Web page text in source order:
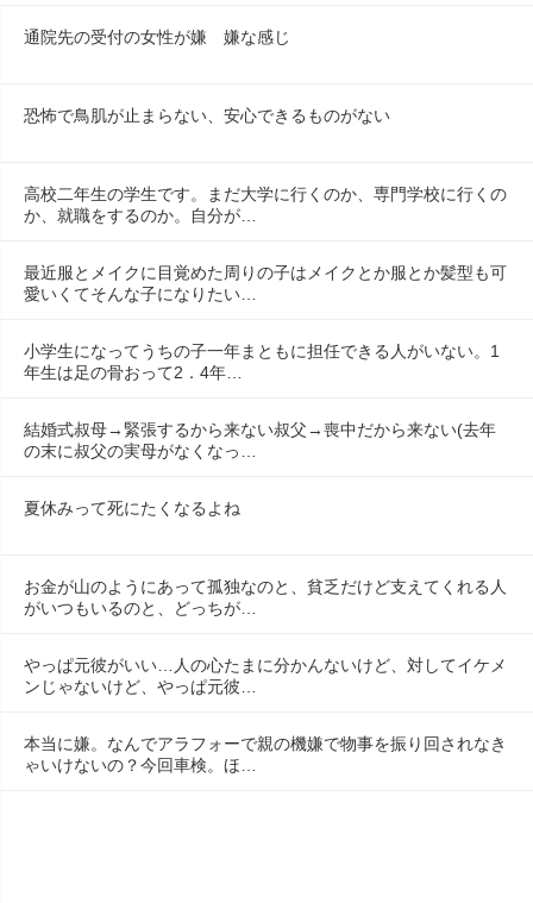
通院先の受付の女性が嫌　嫌な感じ
恐怖で鳥肌が止まらない、安心できるものがない
高校二年生の学生です。まだ大学に行くのか、専門学校に行くの
か、就職をするのか。自分が…
最近服とメイクに目覚めた周りの子はメイクとか服とか髪型も可
愛いくてそんな子になりたい…
小学生になってうちの子一年まともに担任できる人がいない。1
年生は足の骨おって2．4年…
結婚式叔母→緊張するから来ない叔父→喪中だから来ない(去年
の末に叔父の実母がなくなっ…
夏休みって死にたくなるよね
お金が山のようにあって孤独なのと、貧乏だけど支えてくれる人
がいつもいるのと、どっちが…
やっぱ元彼がいい…人の心たまに分かんないけど、対してイケメ
ンじゃないけど、やっぱ元彼…
本当に嫌。なんでアラフォーで親の機嫌で物事を振り回されなき
ゃいけないの？今回車検。ほ…